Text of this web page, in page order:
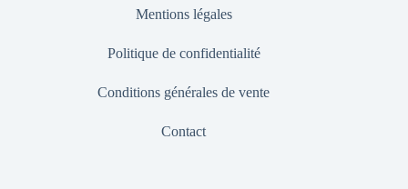
Mentions légales
Politique de confidentialité
Conditions générales de vente
Contact